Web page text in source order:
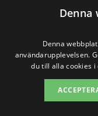
i närliggande
Här är några
kan vara bra
områden:
Denna
Denna
användarupplevelsen.
du till alla cookies